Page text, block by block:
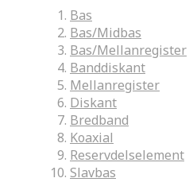
Bas
Bas/Midbas
Bas/Mellanregister
Banddiskant
Mellanregister
Diskant
Bredband
Koaxial
Reservdelselement
Slavbas